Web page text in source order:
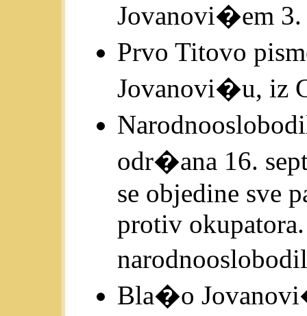
Jovanovi�em 3.
Prvo Titovo
Jovanovi�u, iz
odr�ana 16.
se objedine sve
protiv
Bla�o